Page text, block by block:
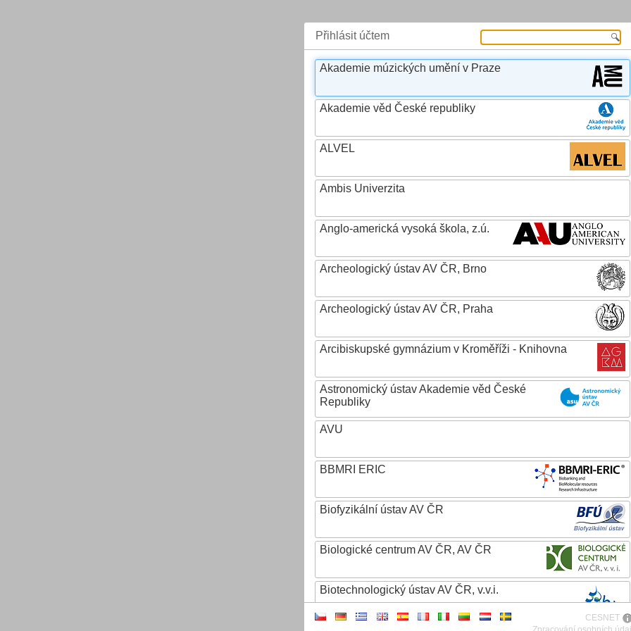
Přihlásit účtem
Akademie múzických umění v Praze
Akademie věd České republiky
ALVEL
Ambis Univerzita
Anglo-americká vysoká škola, z.ú.
Archeologický ústav AV ČR, Brno
Archeologický ústav AV ČR, Praha
Arcibiskupské gymnázium v Kroměříži - Knihovna
Astronomický ústav Akademie věd České
Republiky
AVU
BBMRI ERIC
Biofyzikální ústav AV ČR
Biologické centrum AV ČR, AV ČR
Biotechnologický ústav AV ČR, v.v.i.
CESNET